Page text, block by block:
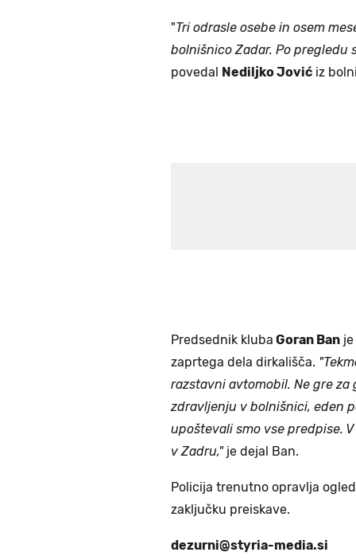
"Tri odrasle osebe in osem
bolnišnico Zadar. Po pregledu
povedal Nediljko Jović iz
Predsednik kluba Goran Ban
zaprtega dela dirkališča.
razstavni avtomobil. Ne gre za
zdravljenju v bolnišnici, eden
upoštevali smo vse predpise.
v Zadru,"je dejal Ban.
Policija trenutno opravlja
zaključku preiskave.
dezurni@styria-media.si